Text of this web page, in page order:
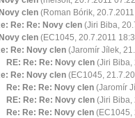
clen (Roman Bórik,
Re: Re: Novy clen (Jiri Biba,
clen (EC1045, 20.7.2011
Re: Novy clen (Jaromír Jílek,
RE: Re: Re: Novy clen (Jiri Biba,
Re: Novy clen (EC1045,
Re: Re: Re: Novy clen (Jaromír
RE: Re: Re: Novy clen (Jiri Biba,
Re: Re: Re: Novy clen (EC1045,